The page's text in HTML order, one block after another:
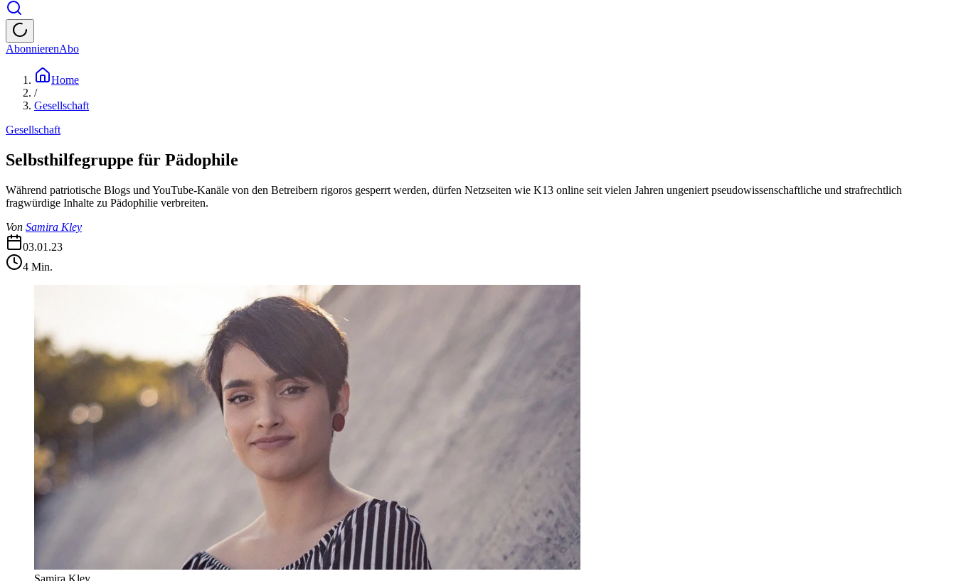
AbonnierenAbo
Home
/
Gesellschaft
Gesellschaft
Selbsthilfegruppe für Pädophile
Während patriotische Blogs und YouTube-Kanäle von den Betreibern rigoros gesperrt werden, dürfen Netzseiten wie K13 online seit vielen Jahren ungeniert pseudowissenschaftliche und strafrechtlich
fragwürdige Inhalte zu Pädophilie verbreiten.
Von Samira Kley
03.01.23
4 Min.
Samira Kley